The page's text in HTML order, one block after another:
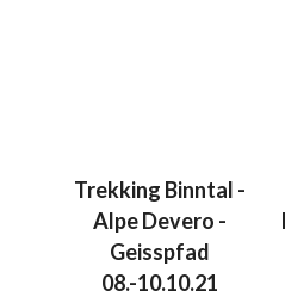
Trekking Binntal -
Alpe Devero -
Geisspfad
08.-10.10.21